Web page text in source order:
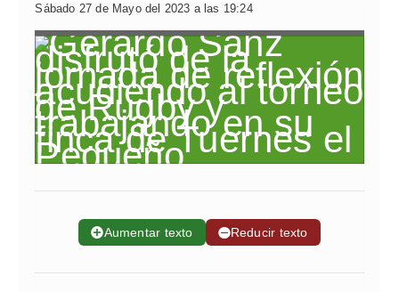
Sábado 27 de Mayo del 2023 a las 19:24
➕Aumentar texto ➖Reducir texto